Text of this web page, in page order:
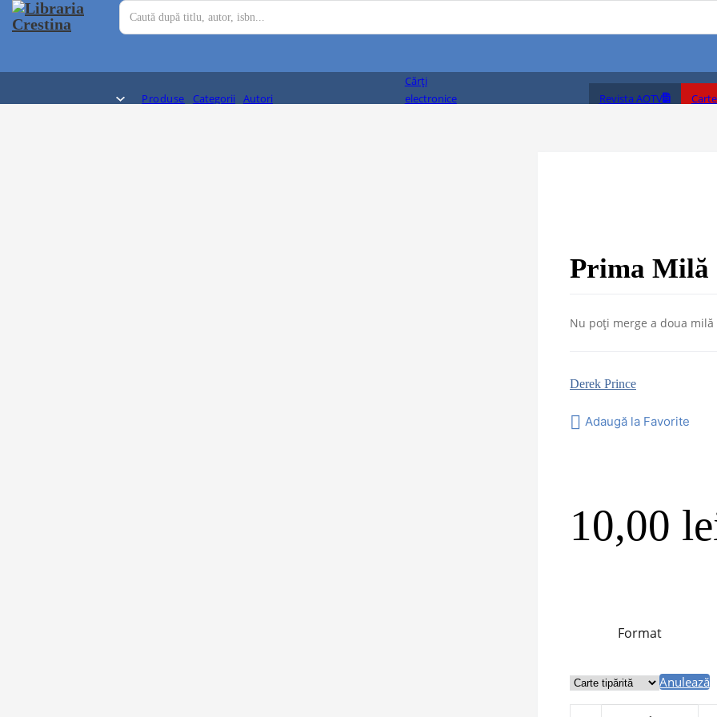
Produse Categorii Autori
Cărți
electronice
Revista AOTV
Prima Milă
Nu poți merge a doua
Derek Prince
Adaugă la Favorite
10,00
Format
Anulează
Cantitate Prima milă